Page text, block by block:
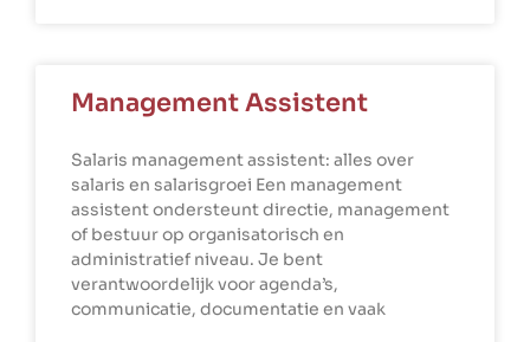
Management Assistent
Salaris management assistent: alles over
salaris en salarisgroei Een management
assistent ondersteunt directie, management
of bestuur op organisatorisch en
administratief niveau. Je bent
verantwoordelijk voor agenda’s,
communicatie, documentatie en vaak